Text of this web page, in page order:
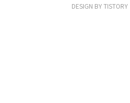
DESIGN BYTISTORY